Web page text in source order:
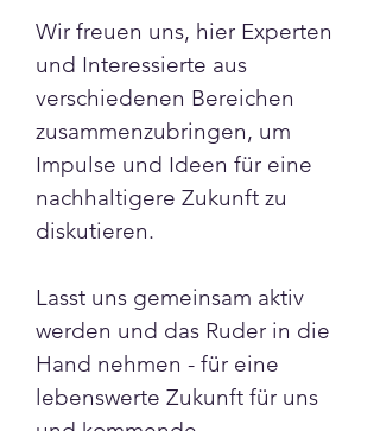
Wir freuen uns, hier Experten
und Interessierte aus
verschiedenen Bereichen
zusammenzubringen, um
Impulse und Ideen für eine
nachhaltigere Zukunft zu
diskutieren.
Lasst uns gemeinsam aktiv
werden und das Ruder in die
Hand nehmen - für eine
lebenswerte Zukunft für uns